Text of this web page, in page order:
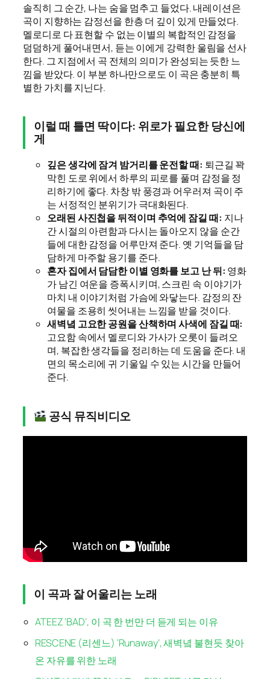
솔직히 그 순간, 나는 숨을 멈추고 들었다. 내레이션은
곡이 지향하는 감정선을 한층 더 깊이 있게 만들었다.
멜로디로 다 표현할 수 없는 이별의 복합적인 감정을
덤덤하게 풀어내면서, 듣는 이에게 강력한 울림을 선사
한다. 그 지점에서 곡 전체의 의미가 완성되는 듯한 느
낌을 받았다. 이 부분 하나만으로도 이 곡은 충분히 특
별한 가치를 지닌다.
이럴 때 틀면 딱이다: 위로가 필요한 당신에
게
깊은 생각에 잠겨 밤거리를 운전할 때: 퇴근길 꽉
막힌 도로 위에서 하루의 피로를 풀며 감정을 정
리하기에 좋다. 차창 밖 풍경과 어우러져 곡이 주
는 서정적인 분위기가 극대화된다.
오래된 사진첩을 뒤적이며 추억에 잠길 때: 지나
간 시절의 아련함과 다시는 돌아오지 않을 순간
들에 대한 감정을 어루만져 준다. 옛 기억들을 담
담하게 마주할 용기를 준다.
혼자 집에서 담담한 이별 영화를 보고 난 뒤: 영화
가 남긴 여운을 증폭시키며, 스크린 속 이야기가
마치 내 이야기처럼 가슴에 와닿는다. 감정의 잔
여물을 조용히 씻어내는 느낌을 받을 것이다.
새벽녘 고요한 공원을 산책하며 사색에 잠길 때:
고요함 속에서 멜로디와 가사가 오롯이 들려오
며, 복잡한 생각들을 정리하는 데 도움을 준다. 내
면의 목소리에 귀 기울일 수 있는 시간을 만들어
준다.
공식 뮤직비디오
이 곡과 잘 어울리는 노래
ATEEZ ‘BAD’, 이 곡 한 번만 더 듣게 되는 이유
RESCENE (리센느) ‘Runaway’, 새벽녘 불현듯 찾아
온 자유를 위한 노래